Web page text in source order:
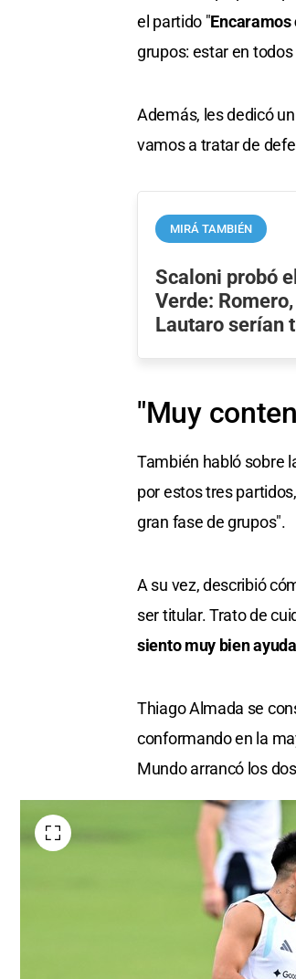
el partido "Encaramos
grupos: estar en
Además, les dedicó
vamos a tratar de
MIRÁ TAMBIÉN
Scaloni probó
Verde:
Lautaro serían
"Muy
También habló sobre
por estos tres partidos,
gran fase de grupos".
A su vez, describió
ser titular. Trato de
siento muy bien
Thiago Almada se
conformando en la
Mundo arrancó los